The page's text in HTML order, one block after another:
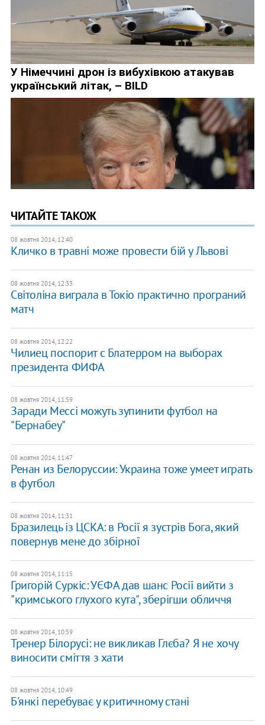
ЧИТАЙТЕ ТАКОЖ
08 жовтня 2014, 12:40
Кличко в травні може провести бій у Львові
08 жовтня 2014, 12:33
Світоліна виграла в Токіо практично програний
матч
08 жовтня 2014, 12:22
Чилиец поспорит с Блатерром на выборах
президента ФИФА
08 жовтня 2014, 11:59
Заради Мессі можуть зупинити футбол на
"Бернабеу"
08 жовтня 2014, 11:47
Ренан из Белоруссии: Украина тоже умеет играть
в футбол
08 жовтня 2014, 11:31
Бразилець із ЦСКА: в Росії я зустрів Бога, який
повернув мене до збірної
08 жовтня 2014, 11:15
Григорій Суркіс: УЄФА дав шанс Росії вийти з
"кримського глухого кута", зберігши обличчя
08 жовтня 2014, 10:59
Тренер Білорусі: не викликав Глєба? Я не хочу
виносити сміття з хати
08 жовтня 2014, 10:49
Б'янкі перебуває у критичному стані